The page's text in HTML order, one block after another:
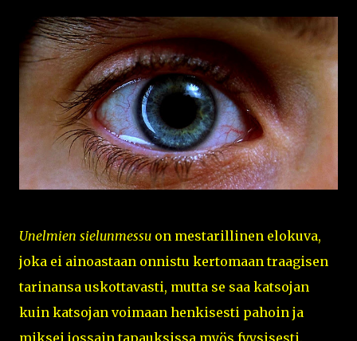
Unelmien sielunmessu on mestarillinen elokuva,
joka ei ainoastaan onnistu kertomaan traagisen
tarinansa uskottavasti, mutta se saa katsojan
kuin katsojan voimaan henkisesti pahoin ja
miksei jossain tapauksissa myös fyysisesti.